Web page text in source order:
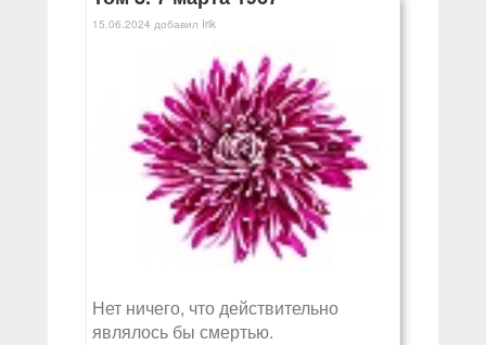
15.06.2024 добавил Irik
Нет ничего, что действительно
являлось бы смертью.